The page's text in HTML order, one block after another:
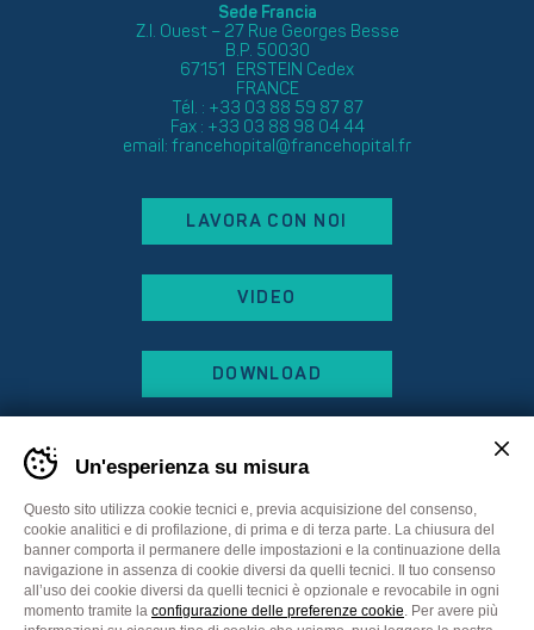
Sede Francia
Z.I. Ouest – 27 Rue Georges Besse
B.P. 50030
67151 ERSTEIN Cedex
FRANCE
Tél. : +33 03 88 59 87 87
Fax : +33 03 88 98 04 44
email: francehopital@francehopital.fr
LAVORA CON NOI
VIDEO
DOWNLOAD
Un'esperienza su misura
Questo sito utilizza cookie tecnici e, previa acquisizione del consenso,
cookie analitici e di profilazione, di prima e di terza parte. La chiusura del
banner comporta il permanere delle impostazioni e la continuazione della
navigazione in assenza di cookie diversi da quelli tecnici. Il tuo consenso
all’uso dei cookie diversi da quelli tecnici è opzionale e revocabile in ogni
momento tramite la configurazione delle preferenze cookie. Per avere più